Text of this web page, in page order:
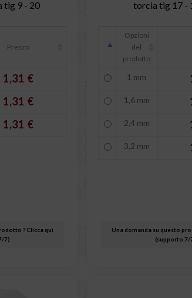
tig 9 - 20
Prezzo
1,31 €
1,31 €
1,31 €
? Clicca qui
7)
torcia tig 17 -
Opzioni
del
prodotto
1 mm
1,6 mm
2,4 mm
3,2 mm
Una domanda su questo
(supporto 7/